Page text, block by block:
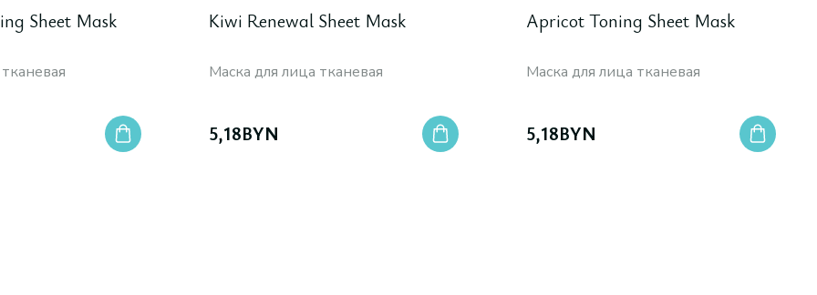
Sheet Mask Kiwi Renewal Sheet Mask
Маска для лица тканевая
5,18BYN
Apricot Toning Sheet Mask
Маска для лица тканевая
5,18BYN